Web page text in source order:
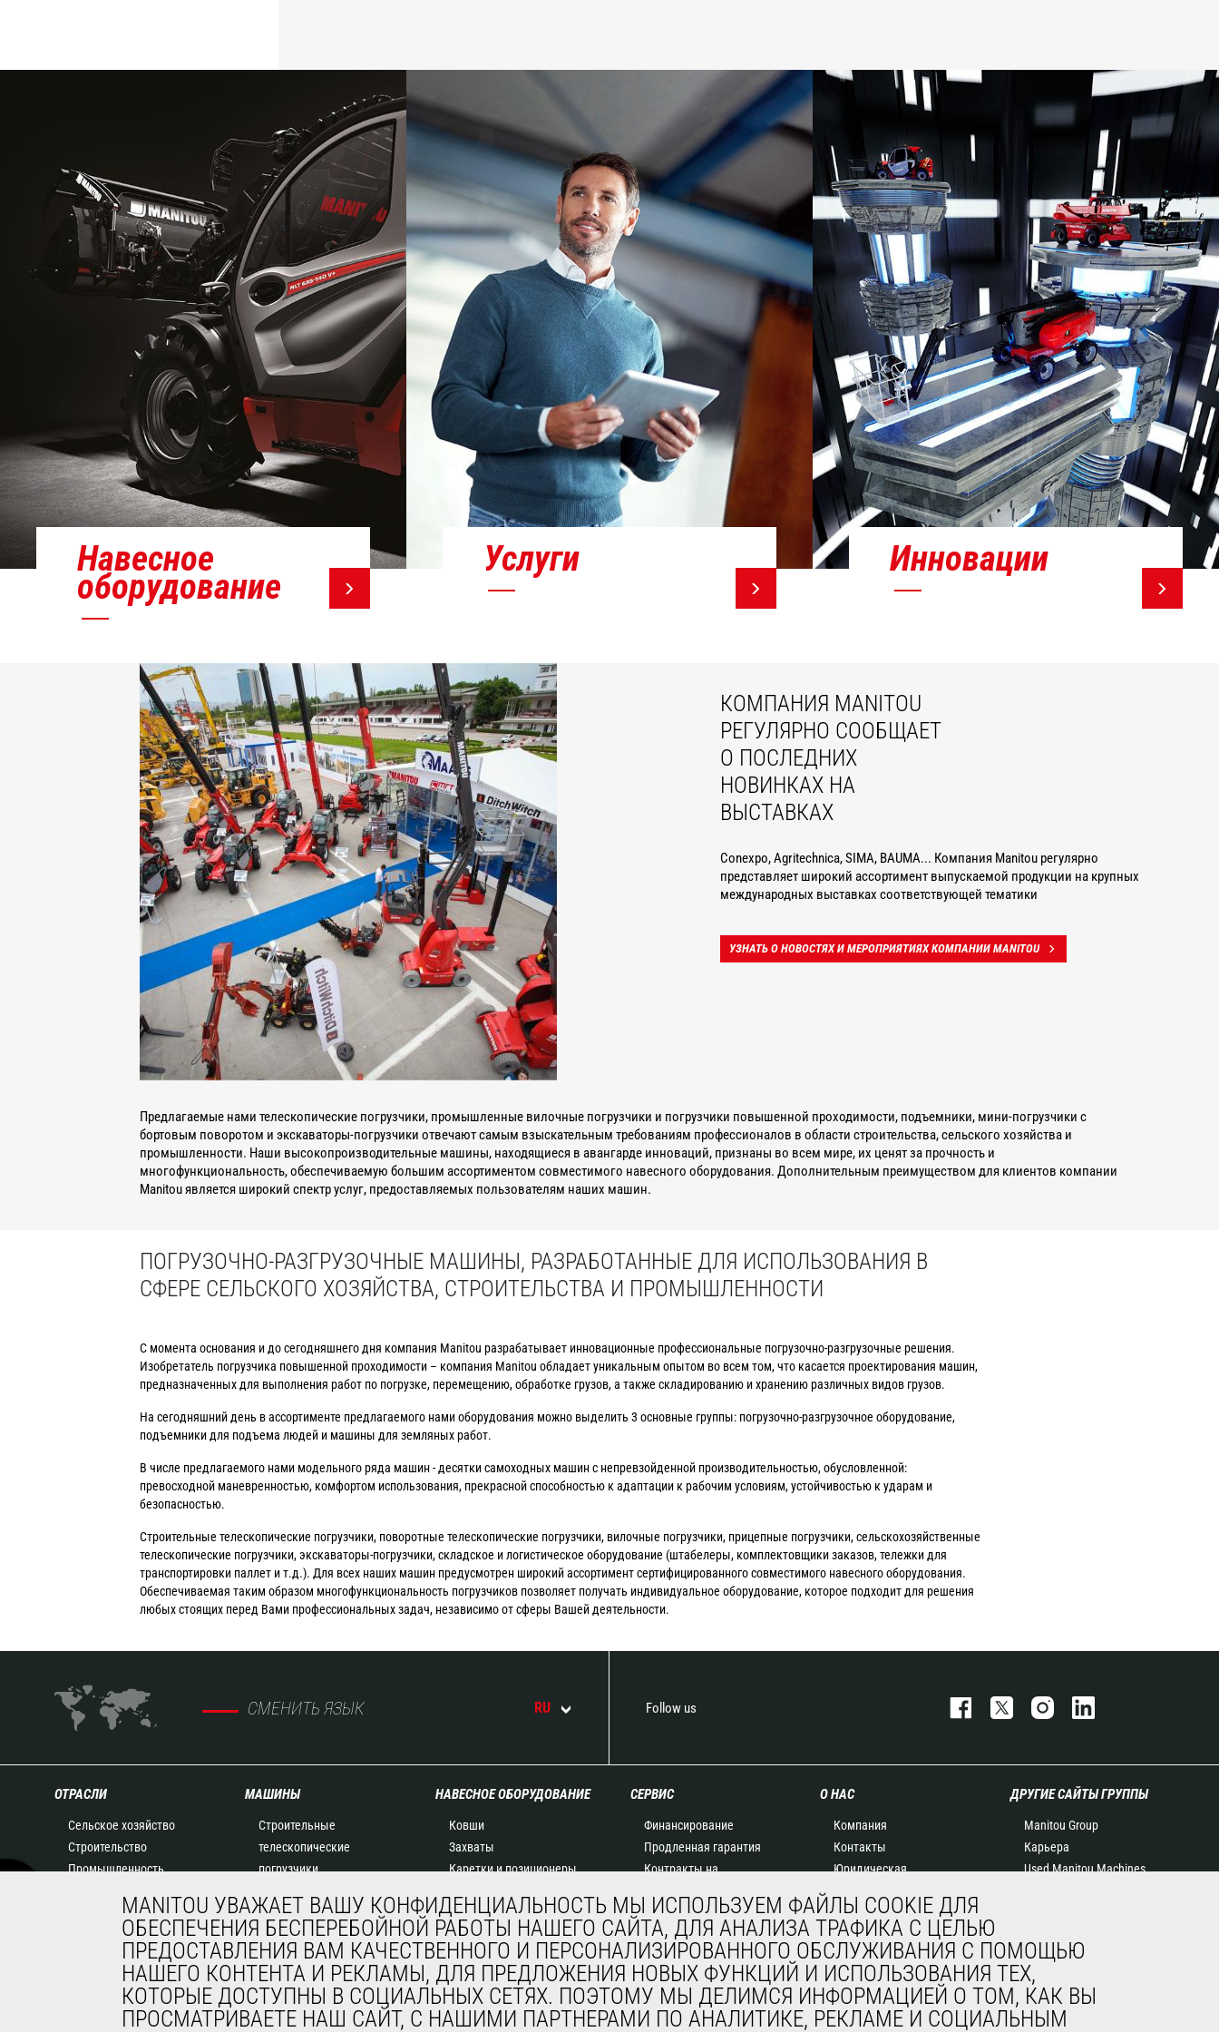
Навесное
оборудование
Услуги Инновации
КОМПАНИЯ MANITOU
РЕГУЛЯРНО СООБЩАЕТ
О ПОСЛЕДНИХ
НОВИНКАХ НА
ВЫСТАВКАХ
Conexpo, Agritechnica, SIMA, BAUMA... Компания Manitou регулярно
представляет широкий ассортимент выпускаемой продукции на крупных
международных выставках соответствующей тематики
УЗНАТЬ О НОВОСТЯХ И МЕРОПРИЯТИЯХ КОМПАНИИ MANITOU
Предлагаемые нами телескопические погрузчики, промышленные вилочные погрузчики и погрузчики повышенной проходимости, подъемники, мини-погрузчики с
бортовым поворотом и экскаваторы-погрузчики отвечают самым взыскательным требованиям профессионалов в области строительства, сельского хозяйства и
промышленности. Наши высокопроизводительные машины, находящиеся в авангарде инноваций, признаны во всем мире, их ценят за прочность и
многофункциональность, обеспечиваемую большим ассортиментом совместимого навесного оборудования. Дополнительным преимуществом для клиентов компании
Manitou является широкий спектр услуг, предоставляемых пользователям наших машин.
ПОГРУЗОЧНО-РАЗГРУЗОЧНЫЕ МАШИНЫ, РАЗРАБОТАННЫЕ ДЛЯ ИСПОЛЬЗОВАНИЯ В
СФЕРЕ СЕЛЬСКОГО ХОЗЯЙСТВА, СТРОИТЕЛЬСТВА И ПРОМЫШЛЕННОСТИ
С момента основания и до сегодняшнего дня компания Manitou разрабатывает инновационные профессиональные погрузочно-разгрузочные решения.
Изобретатель погрузчика повышенной проходимости – компания Manitou обладает уникальным опытом во всем том, что касается проектирования машин,
предназначенных для выполнения работ по погрузке, перемещению, обработке грузов, а также складированию и хранению различных видов грузов.
На сегодняшний день в ассортименте предлагаемого нами оборудования можно выделить 3 основные группы: погрузочно-разгрузочное оборудование,
подъемники для подъема людей и машины для земляных работ.
В числе предлагаемого нами модельного ряда машин - десятки самоходных машин с непревзойденной производительностью, обусловленной:
превосходной маневренностью, комфортом использования, прекрасной способностью к адаптации к рабочим условиям, устойчивостью к ударам и
безопасностью.
Строительные телескопические погрузчики, поворотные телескопические погрузчики, вилочные погрузчики, прицепные погрузчики, сельскохозяйственные
телескопические погрузчики, экскаваторы-погрузчики, складское и логистическое оборудование (штабелеры, комплектовщики заказов, тележки для
транспортировки паллет и т.д.). Для всех наших машин предусмотрен широкий ассортимент сертифицированного совместимого навесного оборудования.
Обеспечиваемая таким образом многофункциональность погрузчиков позволяет получать индивидуальное оборудование, которое подходит для решения
любых стоящих перед Вами профессиональных задач, независимо от сферы Вашей деятельности.
СМЕНИТЬ ЯЗЫК RU Follow us
ОТРАСЛИ
Сельское хозяйство
Строительство
Промышленность
Окружающая среда
Арендный бизнес
Горнодобывающая
промышленность
МАШИНЫ
Строительные
телескопические
погрузчики
телескопические
погрузчики
Телескопические
погрузчики с поворотной
башней
Сочлененные погрузчики
НАВЕСНОЕ ОБОРУДОВАНИЕ
Ковши
Захваты
Каретки и позиционеры
Краны-балки и краны
Платформы
Бункеры
Щетки и мойки
Лебедки
Навесное оборудование
СЕРВИС
Финансирование
Продленная гарантия
Контракты на
обслуживание
Запасные части
Система удаленного
мониторинга
Программное
обеспечение для
О НАС
Компания
Контакты
Юридическая
Мероприятия
Новости
История
General Terms and
Conditions of Sale
ДРУГИЕ САЙТЫ ГРУППЫ
Manitou Group
Карьера
Used Manitou Machines
Edge
MANITOU УВАЖАЕТ ВАШУ КОНФИДЕНЦИАЛЬНОСТЬ МЫ ИСПОЛЬЗУЕМ ФАЙЛЫ COOKIE ДЛЯ
ОБЕСПЕЧЕНИЯ БЕСПЕРЕБОЙНОЙ РАБОТЫ НАШЕГО САЙТА, ДЛЯ АНАЛИЗА ТРАФИКА С ЦЕЛЬЮ
ПРЕДОСТАВЛЕНИЯ ВАМ КАЧЕСТВЕННОГО И ПЕРСОНАЛИЗИРОВАННОГО ОБСЛУЖИВАНИЯ С ПОМОЩЬЮ
НАШЕГО КОНТЕНТА И РЕКЛАМЫ, ДЛЯ ПРЕДЛОЖЕНИЯ НОВЫХ ФУНКЦИЙ И ИСПОЛЬЗОВАНИЯ ТЕХ,
КОТОРЫЕ ДОСТУПНЫ В СОЦИАЛЬНЫХ СЕТЯХ. ПОЭТОМУ МЫ ДЕЛИМСЯ ИНФОРМАЦИЕЙ О ТОМ, КАК ВЫ
ПРОСМАТРИВАЕТЕ НАШ САЙТ, С НАШИМИ ПАРТНЕРАМИ ПО АНАЛИТИКЕ, РЕКЛАМЕ И СОЦИАЛЬНЫМ